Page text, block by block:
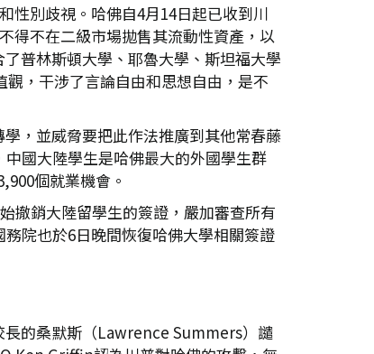
性別歧視。哈佛自4月14日起已收到川
得不在二級市場拋售其流動性資產，以
普林斯頓大學、耶魯大學、斯坦福大學
，干涉了言論自由和思想自由，是不
，並威脅要把此作法推廣到其他常春藤
國大陸學生是哈佛最大的外國學生群
個就業機會。
撤銷大陸留學生的簽證，嚴加審查所有
院也於6日晚間恢復哈佛大學相關簽證
長的桑默斯（Lawrence Summers）譴